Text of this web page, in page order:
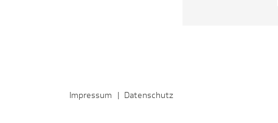
Impressum | Datenschutz